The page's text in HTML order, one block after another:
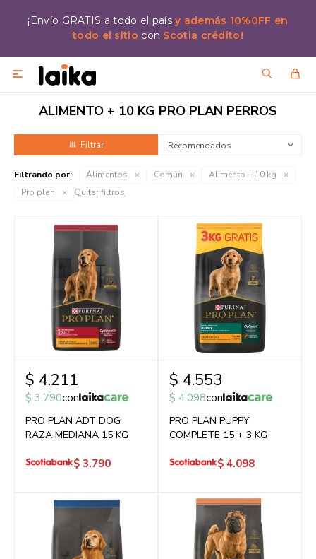
¡Envío GRATIS a todo el paísy además 10%0FF en
todo el sitio con Scotia crédito!

ALIMENTO + 10 KG PRO PLAN PERROS
Recomendados
Filtrando por: Alimentos Común
Alimento + 10 kg
Pro plan
Quitar filtros
$ 4.211
$ 3.790con
PRO PLAN ADT DOG
RAZA MEDIANA 15 KG
$ 3.790
$ 4.553
$ 4.098con
PRO PLAN PUPPY
COMPLETE 15 + 3 KG
$ 4.098